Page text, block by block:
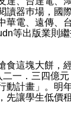
讀器巿場，國
華電、遠傳、
等出版業則
食這塊大餅，
一．三四億
動計畫」。明
先讓學生低價